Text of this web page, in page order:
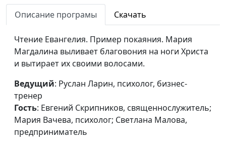
Описание програмы Скачать
Чтение Евангелия. Пример покаяния. Мария
Магдалина выливает благовония на ноги Христа
и вытирает их своими волосами.
Ведущий: Руслан Ларин, психолог, бизнес-
тренер
Гость: Евгений Скрипников, священнослужитель;
Мария Вачева, психолог; Светлана Малова,
предприниматель
Мария Вачева,
психолог; Светлана
предприниматель
Путь к благополучию.
Духовность и религия:
одно и то же?
Руслан Ларин, психолог,
бизнес-тренер, Евгений
священнослужитель;
Мария Вачева,